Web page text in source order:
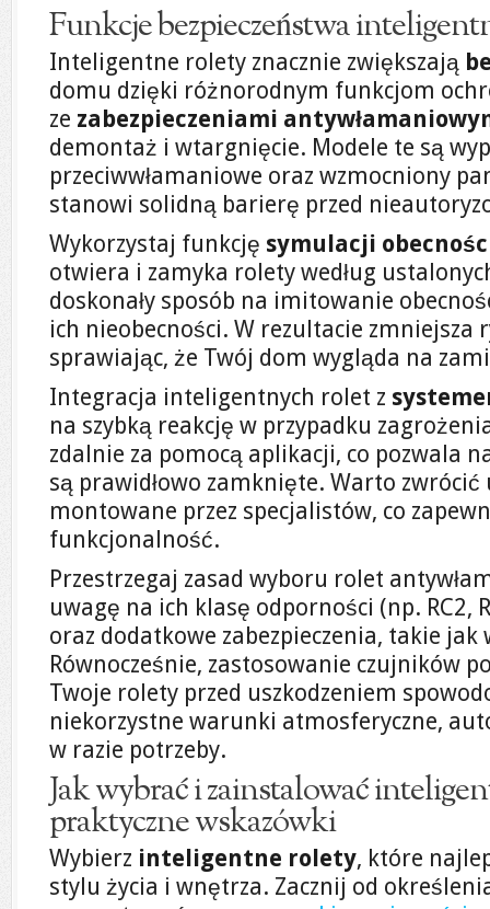
Funkcje bezpieczeństwa
Inteligentne rolety znacznie zwiększają
domu dzięki różnorodnym funkcjom
ze zabezpieczeniami
demontaż i wtargnięcie. Modele te są
przeciwwłamaniowe oraz wzmocniony
stanowi solidną barierę przed
Wykorzystaj funkcję symulacji
otwiera i zamyka rolety według
doskonały sposób na imitowanie
ich nieobecności. W rezultacie zmniejsza
sprawiając, że Twój dom wygląda na
Integracja inteligentnych rolet z
na szybką reakcję w przypadku
zdalnie za pomocą aplikacji, co pozwala
są prawidłowo zamknięte. Warto zwrócić
montowane przez specjalistów, co
funkcjonalność.
Przestrzegaj zasad wyboru rolet
uwagę na ich klasę odporności (np. RC2,
oraz dodatkowe zabezpieczenia, takie
Równocześnie, zastosowanie czujników
Twoje rolety przed uszkodzeniem
niekorzystne warunki atmosferyczne,
w razie potrzeby.
Jak wybrać i zainstalować
praktyczne wskazówki
Wybierz inteligentne rolety, które
stylu życia i wnętrza. Zacznij od